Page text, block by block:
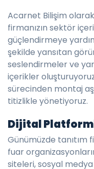
Acarnet Bilişim olarak
firmanızın sektör
güçlendirmeye
şekilde yansıtan
seslendirmeler ve
içerikler
sürecinden montaj
titizlikle yönetiyoruz.
Dijital
Günümüzde tanıtım
fuar
siteleri, sosyal